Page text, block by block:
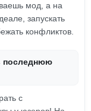
мод, а на
запускать
конфликтов.
последнюю
с